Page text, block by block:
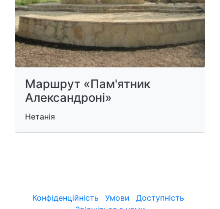
Маршрут «Пам'ятник
Александроні»
Нетанія
Конфіденційність Умови
Доступність